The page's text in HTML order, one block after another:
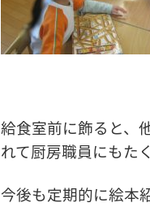
給食室前に飾ると、
れて厨房職員にもた
今後も定期的に絵本